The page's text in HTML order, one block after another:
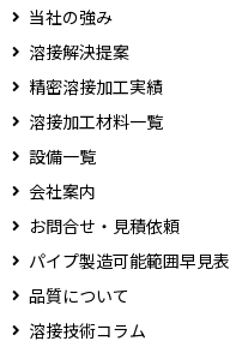
当社の強み
溶接解決提案
精密溶接加工実績
溶接加工材料一覧
設備一覧
会社案内
お問合せ・見積依頼
パイプ製造可能範囲早見表
品質について
溶接技術コラム